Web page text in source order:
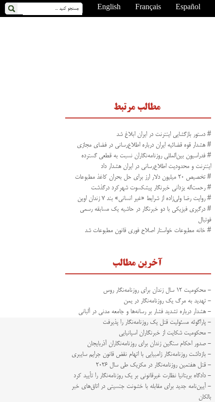
English Français Español
مطالب مرتبط
# دستور بازگشایی اینترنت در ایران ابلاغ شد
# هشدار قوه قضائیه ایران درباره اطلاع‌رسانی در فضای مجازی
# فدراسیون بین‌المللی روزنامه‌نگاران نسبت به قطعی گسترده
اینترنت و محدودیت اطلاع‌رسانی در ایران هشدار داد
# تخصیص ۲۰ میلیون دلار ارز برای حل بحران کاغذ مطبوعات
# رحمت‌اله یزدانی خبرنگار پیشکسوت شهرکرد درگذشت
# روایت رضا ولی‌زاده از شرایط «غیر انسانی» بند ۷ زندان اوین
# درگیری فیزیکی با دو خبرنگار در حاشیه یک مسابقه رسمی
فوتبال
# خانه مطبوعات خواستار اصلاح فوری قانون مطبوعات شد
آخرین مطالب
- محکومیت ۱۲ سال زندان برای روزنامه‌نگار روس
- تهدید به مرگ یک روزنامه‌نگار در یمن
- هشدار درباره تشدید فشار بر رسانه‌ها و جامعه مدنی در آلبانی
- پاراگوئه مسئولیت قتل یک روزنامه‌نگار را پذیرفت
- محکومیت شکایت از خبرنگاران اسپانیایی
- صدور احکام سنگین زندان برای روزنامه‌نگاران آذربایجان
- بازداشت روزنامه‌نگار زامبیایی با اتهام نقض قانون جرایم سایبری
- قتل هفتمین روزنامه‌نگار در مکزیک طی سال ۲۰۲۶
- دادگاه بریتانیا نظارت غیرقانونی بر یک روزنامه‌نگار را تأیید کرد
- آیین‌نامه جدید برای مقابله با خشونت جنسیتی در اتاق‌های خبر
بالکان